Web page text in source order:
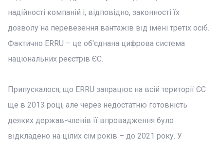
надійності компаній і, відповідно, законності їх
дозволу на перевезення вантажів від імені третіх осіб.
Фактично ERRU – це об'єднана цифрова система
національних реєстрів ЄС.
Припускалося, що ERRU запрацює на всій території ЄС
ще в 2013 році, але через недостатню готовність
деяких держав-членів її впровадження було
відкладено на цілих сім років – до 2021 року. У